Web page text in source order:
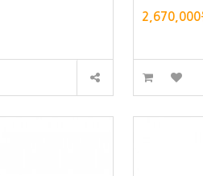
2,670,000